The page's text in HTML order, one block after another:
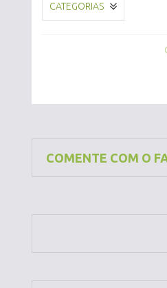
CATEGORIAS
COMENTE COM O